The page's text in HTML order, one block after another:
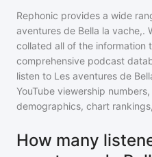
Rephonic provides a wide
aventures de Bella la vache,.
collated all of the information
comprehensive podcast
listen to Les aventures de
YouTube viewership
demographics, chart
How many